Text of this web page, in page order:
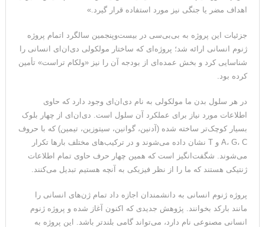
اهداف مضر یا جنگی نیز مورد استفاده قرار گیرد.»
جزئیات این پروژه به بی‌بی‌سی در بیست‌وپنجمین سالگرد اتمام پروژه
ژنوم انسانی ارائه شد؛ پروژه‌ای که ساختار مولکولی دی‌ان‌ای انسانی را
شناسایی کرد و بخش عمده‌ای از بودجه آن را نیز «ولکام تراست» تأمین
کرده بود.
در هر سلول بدن ما مولکولی به نام دی‌ان‌ای وجود دارد که حاوی
اطلاعات مورد نیاز برای عملکرد آن سلول است. دی‌ان‌ای از چهار بلوک
بسیار کوچک‌تر ساخته شده (آدنین، گوانین، سیتوزین، تیمین) که با حروف
A، G، C و T نشان داده می‌شوند و در ترکیب‌های مختلف بارها تکرار
می‌شوند. شگفت‌انگیز است که همین چهار حرف حاوی تمام اطلاعات
ژنتیکی هستند که ما را از نظر فیزیکی به آنچه هستیم تبدیل می‌کنند.
پروژه ژنوم انسانی به دانشمندان اجازه داد تمام ژن‌های انسانی را
مانند بارکد بخوانند. پژوهش جدیدی که اکنون آغاز شده و پروژه ژنوم
انسانی مصنوعی نام دارد، می‌تواند گامی بلندتر باشد. این پروژه به